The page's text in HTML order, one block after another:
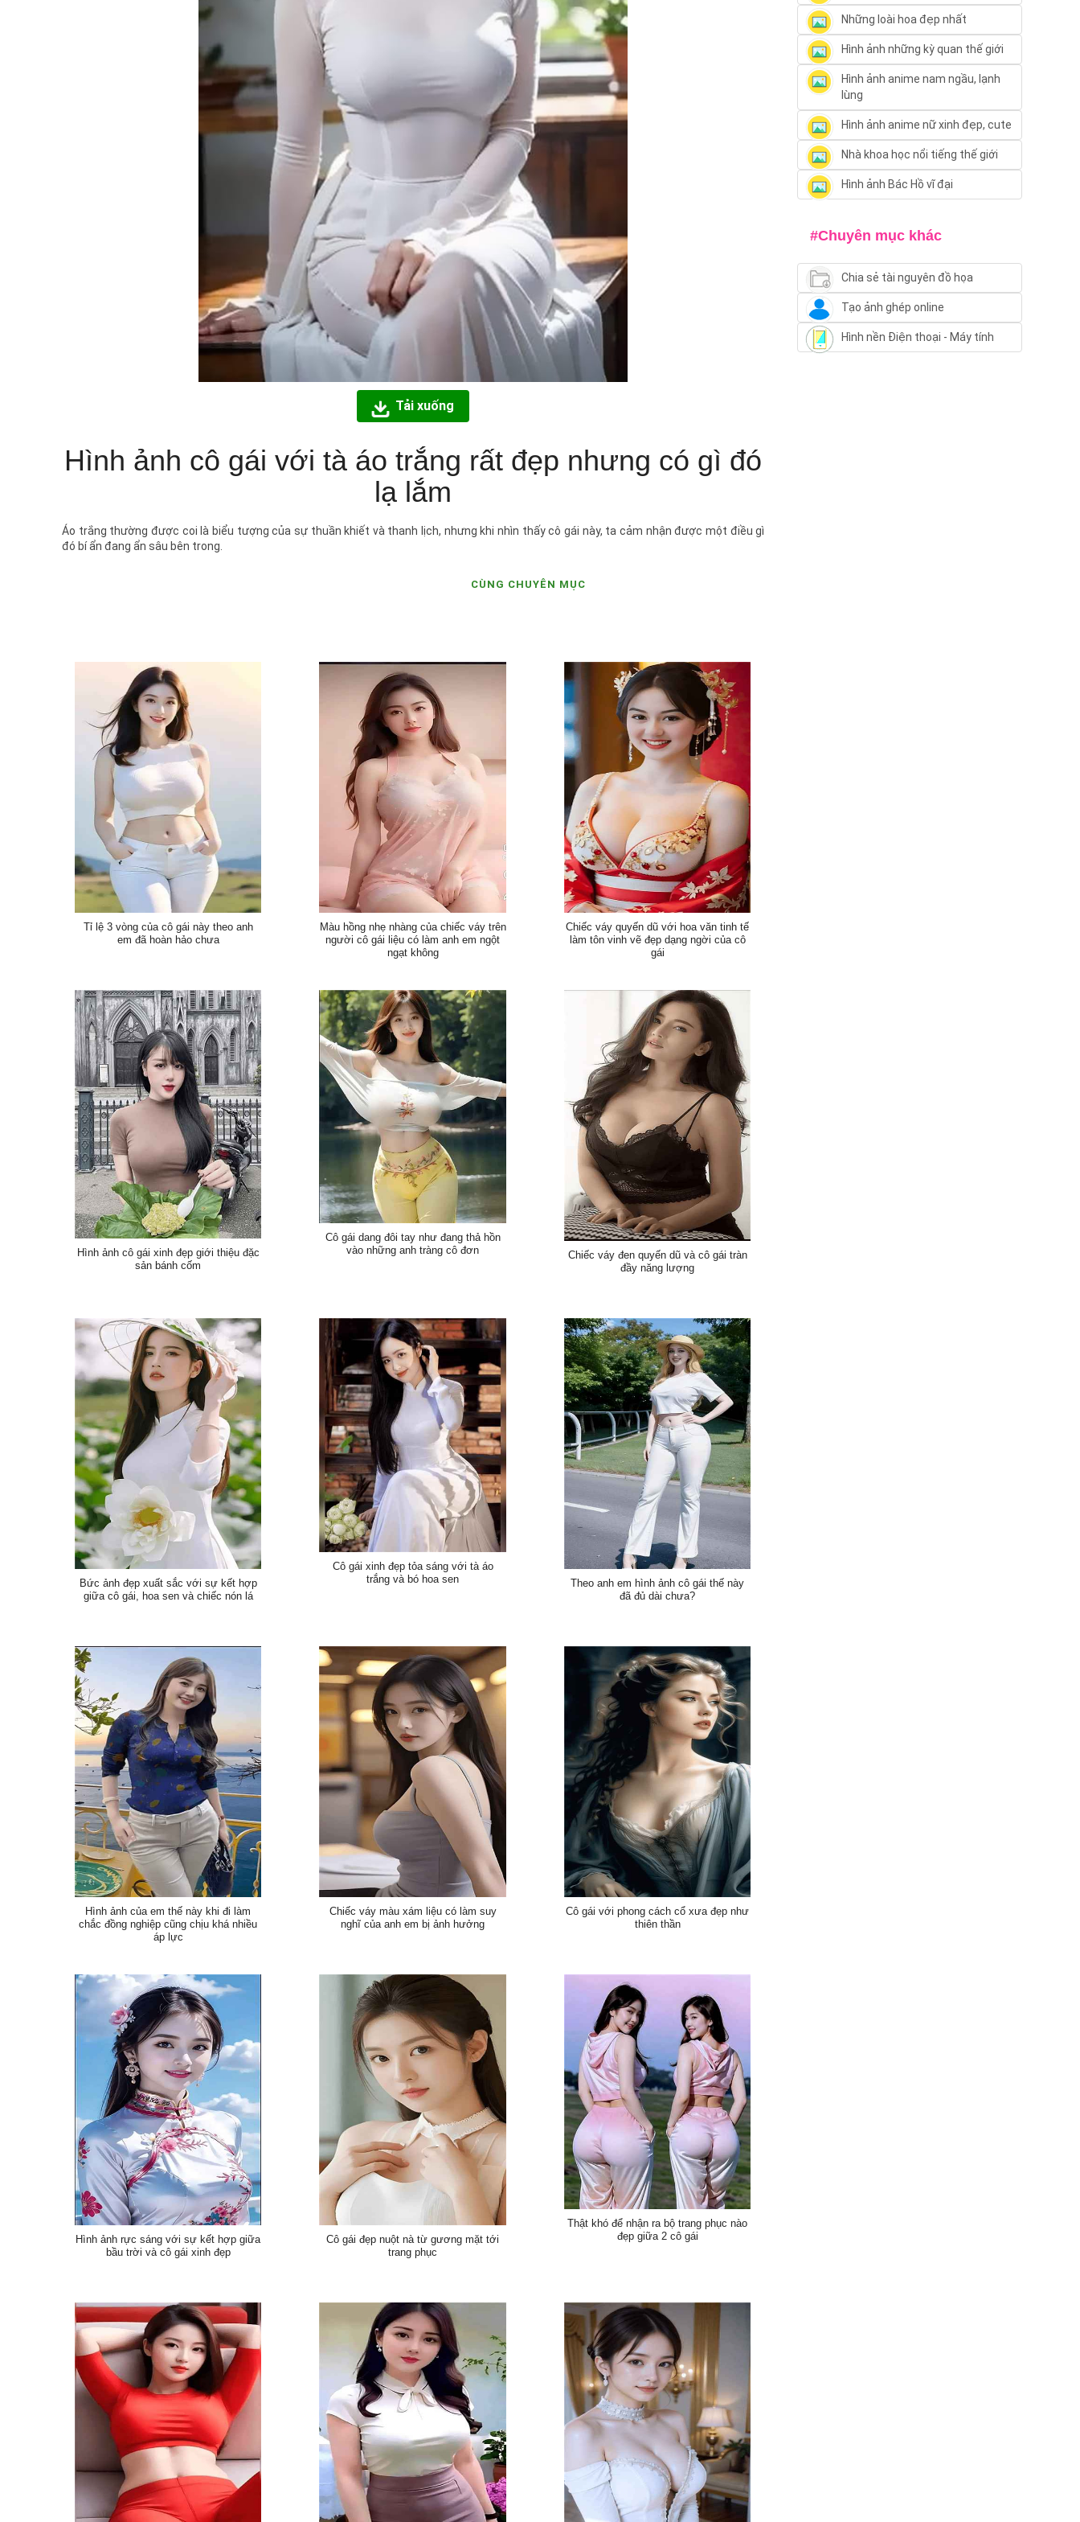
Tải xuống
Hình ảnh cô gái với tà áo trắng rất đẹp nhưng có gì đó
lạ lắm
Áo trắng thường được coi là biểu tượng của sự thuần khiết và thanh lịch, nhưng khi nhìn thấy cô gái này, ta cảm nhận được một điều gì
đó bí ẩn đang ẩn sâu bên trong.
CÙNG CHUYÊN MỤC
Tỉ lệ 3 vòng của cô gái này theo anh
em đã hoàn hảo chưa
Màu hồng nhẹ nhàng của chiếc váy trên
người cô gái liệu có làm anh em ngột
ngạt không
Chiếc váy quyến dũ với hoa văn tinh tế
làm tôn vinh vẽ đẹp dạng ngời của cô
gái
Hình ảnh cô gái xinh đẹp giới thiệu đặc
sản bánh cốm
Cô gái dang đôi tay như đang thả hồn
vào những anh tràng cô đơn
Chiếc váy đen quyến dũ và cô gái tràn
đầy năng lượng
Bức ảnh đẹp xuất sắc với sự kết hợp
giữa cô gái, hoa sen và chiếc nón lá
Cô gái xinh đẹp tỏa sáng với tà áo
trắng và bó hoa sen
Theo anh em hình ảnh cô gái thế này
đã đủ dài chưa?
Hình ảnh của em thế này khi đi làm
chắc đồng nghiệp cũng chịu khá nhiều
áp lực
Chiếc váy màu xám liệu có làm suy
nghĩ của anh em bị ảnh hưởng
Cô gái với phong cách cổ xưa đẹp như
thiên thần
Hình ảnh rực sáng với sự kết hợp giữa
bầu trời và cô gái xinh đẹp
Cô gái đẹp nuột nà từ gương mặt tới
trang phục
Thật khó để nhận ra bộ trang phục nào
đẹp giữa 2 cô gái
Những loài hoa đẹp nhất
Hình ảnh những kỳ quan thế giới
Hình ảnh anime nam ngầu, lạnh
lùng
Hình ảnh anime nữ xinh đẹp, cute
Nhà khoa học nổi tiếng thế giới
Hình ảnh Bác Hồ vĩ đại
#Chuyên mục khác
Chia sẻ tài nguyên đồ họa
Tạo ảnh ghép online
Hình nền Điện thoại - Máy tính